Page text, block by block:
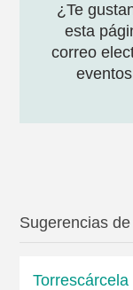
¿Te
esta
correo
Sugerencias
Torrescárcela